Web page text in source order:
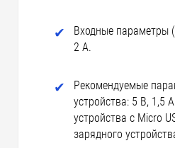
Входные параметры
2 А.
Рекомендуемые
устройства: 5 В, 1,5
устройства с Micro
зарядного